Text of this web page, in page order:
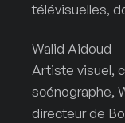
télévisuelles,
Walid Aidoud
Artiste visuel,
scénographe,
directeur de